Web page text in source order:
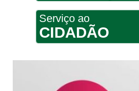
Serviço ao
CIDADÃO